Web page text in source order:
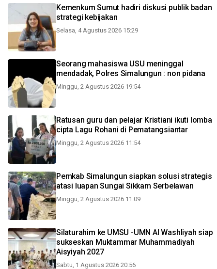
Kemenkum Sumut hadiri diskusi publik badan
strategi kebijakan
Selasa, 4 Agustus 2026 15:29
Seorang mahasiswa USU meninggal
mendadak, Polres Simalungun : non pidana
Minggu, 2 Agustus 2026 19:54
Ratusan guru dan pelajar Kristiani ikuti lomba
cipta Lagu Rohani di Pematangsiantar
Minggu, 2 Agustus 2026 11:54
Pemkab Simalungun siapkan solusi strategis
atasi luapan Sungai Sikkam Serbelawan
Minggu, 2 Agustus 2026 11:09
Silaturahim ke UMSU -UMN Al Washliyah siap
sukseskan Muktammar Muhammadiyah
Aisyiyah 2027
Sabtu, 1 Agustus 2026 20:56